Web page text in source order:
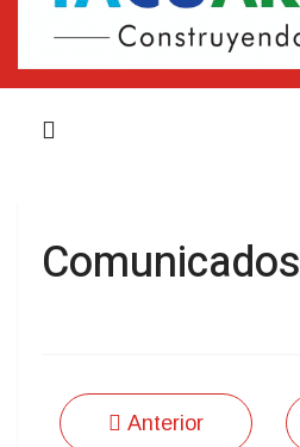
Comunicados
Anterior